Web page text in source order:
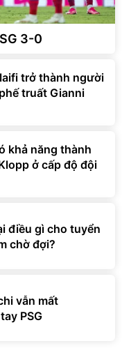
3-0
trở thành người
truất Gianni
khả năng thành
ở cấp độ đội
điều gì cho tuyển
chờ đợi?
vẫn mất
PSG